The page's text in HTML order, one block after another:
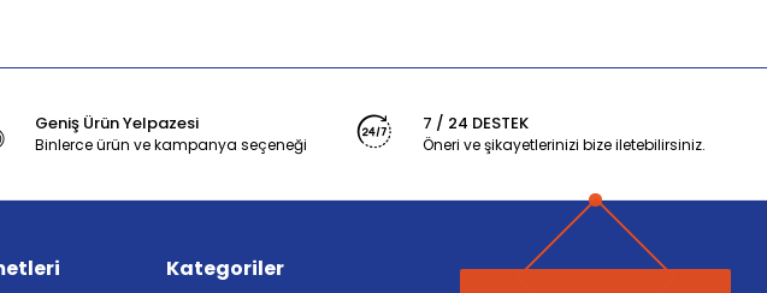
Geniş Ürün Yelpazesi
Binlerce ürün ve kampanya seçeneği
7 / 24 DESTEK
Öneri ve şikayetlerinizi bize iletebilirsiniz.
Kategoriler